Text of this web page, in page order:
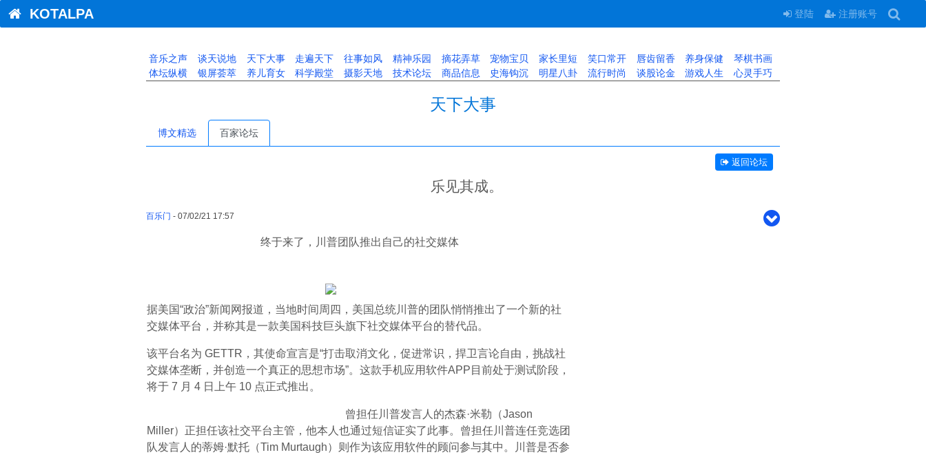
KOTALPA 登陆 注册账号
音乐之声 谈天说地 天下大事 走遍天下 往事如风 精神乐园 摘花弄草 宠物宝贝 家长里短 笑口常开 唇齿留香 养身保健
琴棋书画
体坛纵横
银屏荟萃 养儿育女 科学殿堂 摄影天地 技术论坛 商品信息 史海钩沉 明星八卦 流行时尚 谈股论金 游戏人生 心灵手巧
天下大事
博文精选 百家论坛
返回论坛
乐见其成。
百乐门 - 07/02/21 17:57
终于来了，川普团队推出自己的社交媒体
据美国“政治”新闻网报道，当地时间周四，美国总统川普的团队悄悄推出了一个新的社
交媒体平台，并称其是一款美国科技巨头旗下社交媒体平台的替代品。
该平台名为 GETTR，其使命宣言是“打击取消文化，促进常识，捍卫言论自由，挑战社
交媒体垄断，并创造一个真正的思想市场”。这款手机应用软件APP目前处于测试阶段，
将于 7 月 4 日上午 10 点正式推出。
曾担任川普发言人的杰森·米勒（Jason
Miller）正担任该社交平台主管，他本人也通过短信证实了此事。曾担任川普连任竞选团
队发言人的蒂姆·默托（Tim Murtaugh）则作为该应用软件的顾问参与其中。川普是否参